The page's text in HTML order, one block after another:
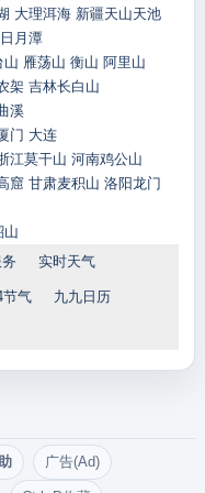
大理洱海 新疆天山天池
月潭
山 雁荡山 衡山 阿里山
架 吉林长白山
溪
门 大连
江莫干山 河南鸡公山
窟 甘肃麦积山 洛阳龙门
山
实时天气
节气 九九日历
广告(Ad)